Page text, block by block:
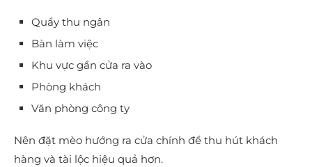
Quầy thu ngân
Bàn làm việc
Khu vực gần cửa ra vào
Phòng khách
Văn phòng công ty
Nên đặt mèo hướng ra cửa chính để thu hút khách
hàng và tài lộc hiệu quả hơn.